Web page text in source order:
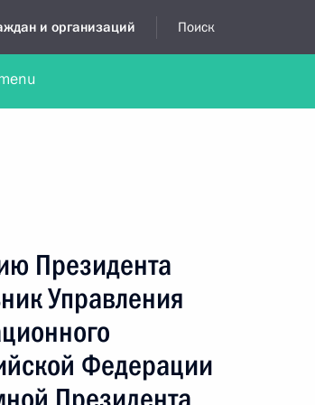
и организаций Поиск
в устной форме
Президента
Управления
Федерации